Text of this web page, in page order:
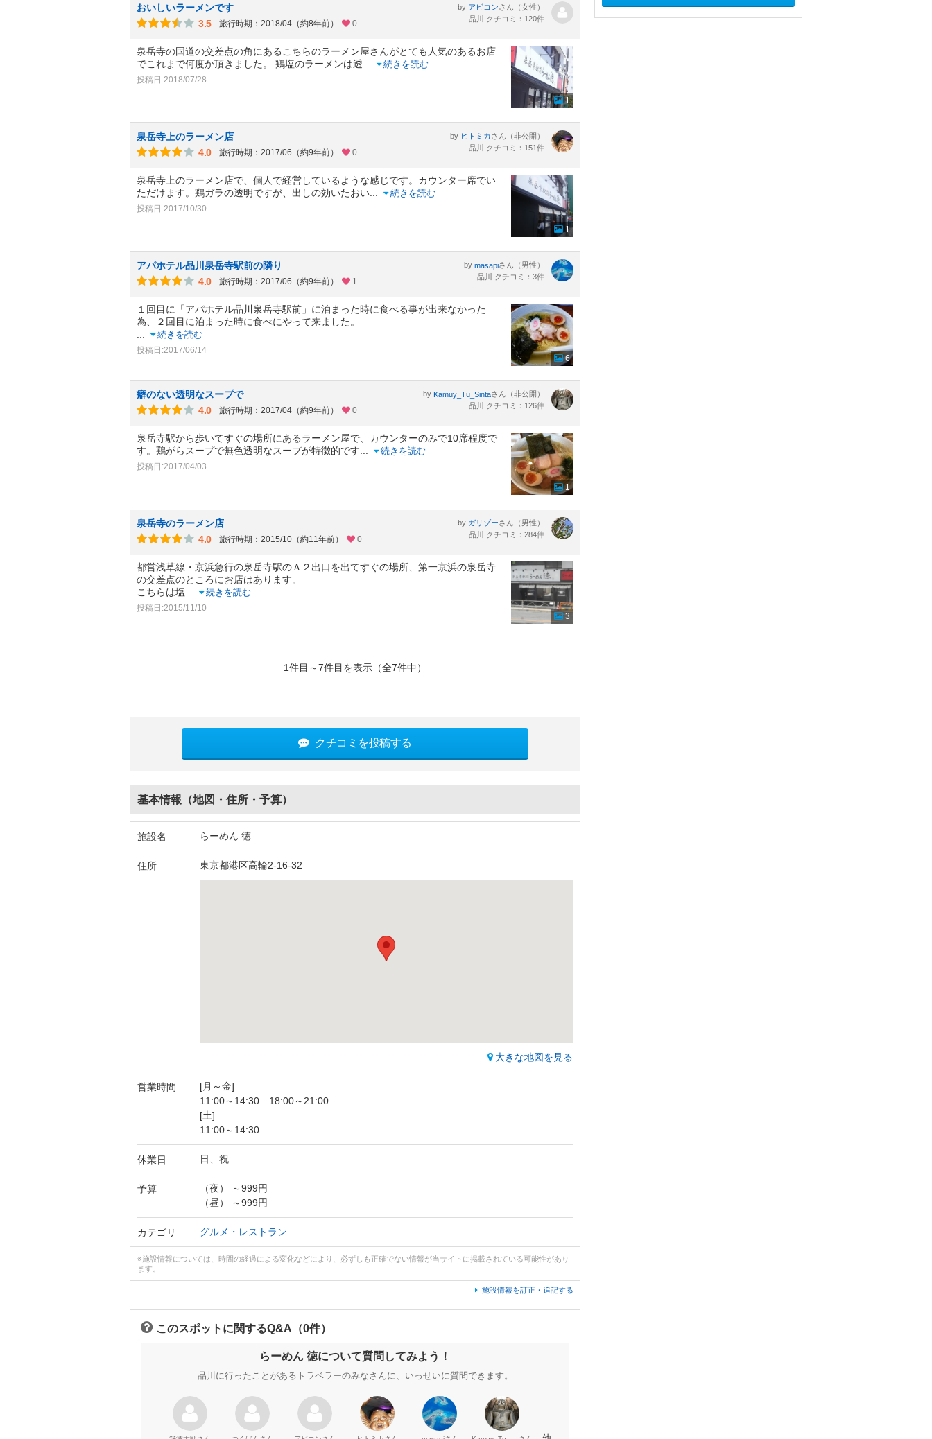
おいしいラーメンです
3.5
旅行時期：2018/04（約8年前） 0
by アビコンさん（女性）
品川 クチコミ：120件
泉岳寺の国道の交差点の角にあるこちらのラーメン屋さんがとても人気のあるお店
でこれまで何度か頂きました。 鶏塩のラーメンは透
続きを読む
投稿日:2018/07/28
1
泉岳寺上のラーメン店
4.0
旅行時期：2017/06（約9年前） 0
by ヒトミカさん（非公開）
品川 クチコミ：151件
泉岳寺上のラーメン店で、個人で経営しているような感じです。カウンター席でい
ただけます。鶏ガラの透明ですが、出しの効いたおい
続きを読む
投稿日:2017/10/30
1
アパホテル品川泉岳寺駅前の隣り
4.0
旅行時期：2017/06（約9年前） 1
by masapiさん（男性）
品川 クチコミ：3件
１回目に「アパホテル品川泉岳寺駅前」に泊まった時に食べる事が出来なかった
為、２回目に泊まった時に食べにやって来ました。
続きを読む
投稿日:2017/06/14
6
癖のない透明なスープで
4.0
旅行時期：2017/04（約9年前） 0
by Kamuy_Tu_Sintaさん（非公開）
品川 クチコミ：126件
泉岳寺駅から歩いてすぐの場所にあるラーメン屋で、カウンターのみで10席程度で
す。鶏がらスープで無色透明なスープが特徴的です
続きを読む
投稿日:2017/04/03
1
泉岳寺のラーメン店
4.0
旅行時期：2015/10（約11年前） 0
by ガリゾーさん（男性）
品川 クチコミ：284件
都営浅草線・京浜急行の泉岳寺駅のＡ２出口を出てすぐの場所、第一京浜の泉岳寺
の交差点のところにお店はあります。
こちらは塩
続きを読む
投稿日:2015/11/10
3
1件目～7件目を表示（全7件中）
クチコミを投稿する
基本情報（地図・住所・予算）
施設名 らーめん 徳
住所 東京都港区高輪2-16-32
大きな地図を見る
営業時間
[月～金]
11:00～14:30 18:00～21:00
[土]
11:00～14:30
休業日 日、祝
予算
（夜） ～999円
（昼） ～999円
カテゴリ グルメ・レストラン
※施設情報については、時間の経過による変化などにより、必ずしも正確でない情報が当サイトに掲載されている可能性があり
ます。
施設情報を訂正・追記する
このスポットに関するQ&A（0件）
らーめん 徳について質問してみよう！
品川に行ったことがあるトラベラーのみなさんに、いっせいに質問できます。